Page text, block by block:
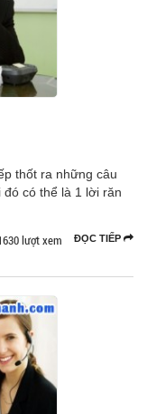
thốt ra những câu
có thể là 1 lời răn
ĐỌC TIẾP
lượt xem